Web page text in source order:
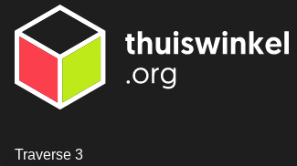
[_General:Contact]
Traverse 3